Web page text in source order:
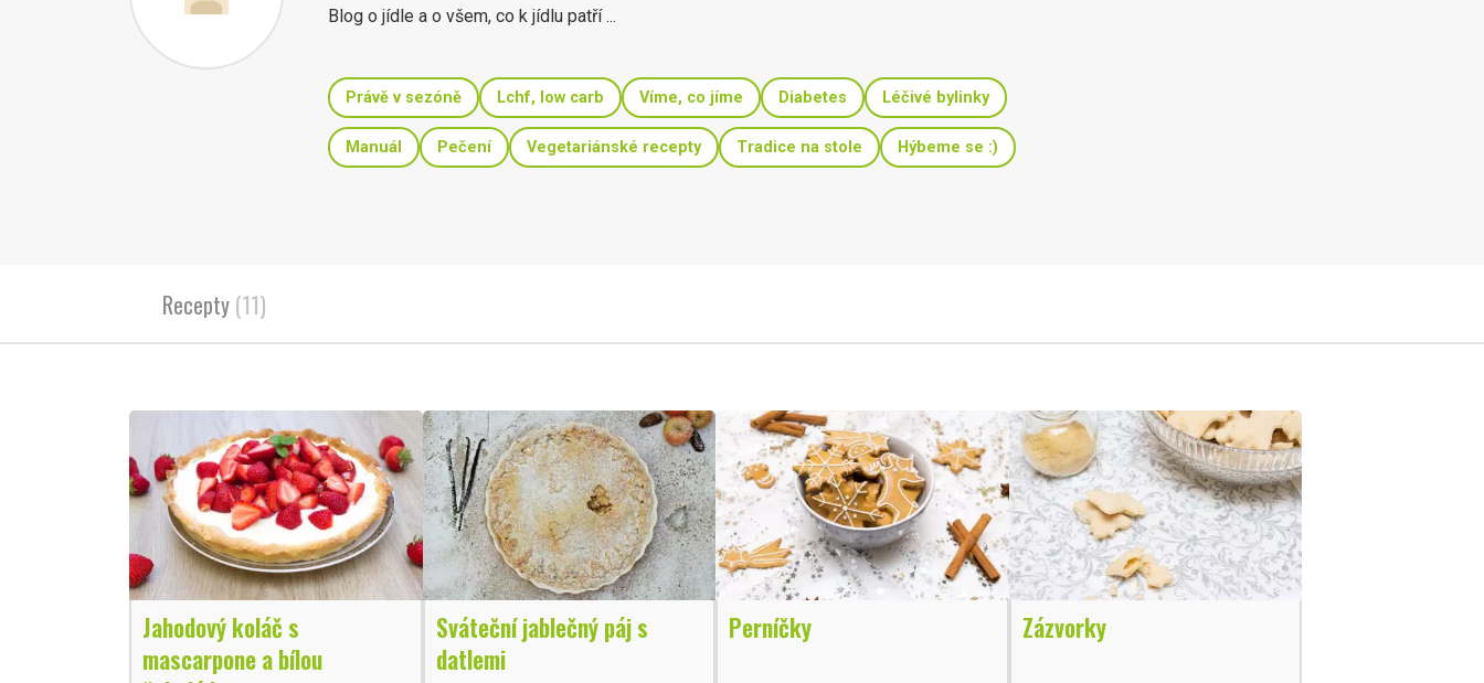
Blog o jídle a o všem, co k jídlu patří ...
Právě v sezóně Lchf, low carb Víme, co jíme Diabetes Léčivé bylinky
Manuál Pečení Vegetariánské recepty Tradice na stole Hýbeme se :)
Recepty (11)
Jahodový koláč s
mascarpone a bílou
Sváteční jablečný páj s
datlemi
Perníčky Zázvorky